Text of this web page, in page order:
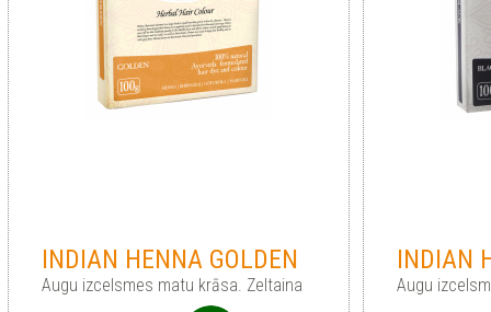
INDIAN HENNA GOLDEN
Augu izcelsmes matu krāsa. Zeltaina
INDIAN
Augu